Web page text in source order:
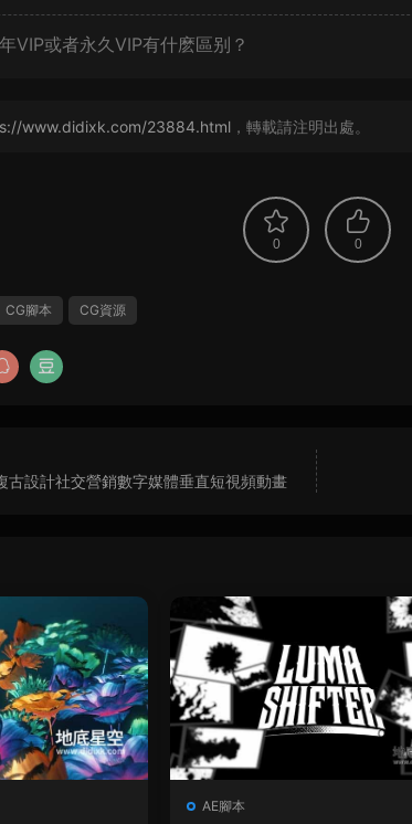
VIP或者永久VIP有什麽區别？
www.didixk.com/23884.html ，轉載請注明出處。
0 0
CG腳本 CG資源
古設計社交營銷數字媒體垂直短視頻動畫
AE腳本